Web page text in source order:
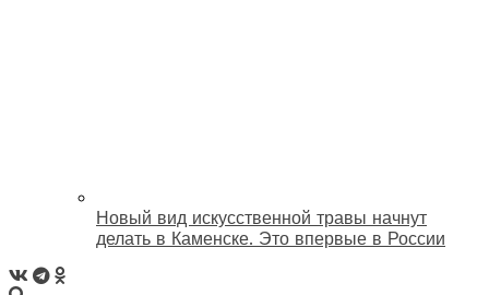
Новый вид искусственной травы начнут
делать в Каменске. Это впервые в России